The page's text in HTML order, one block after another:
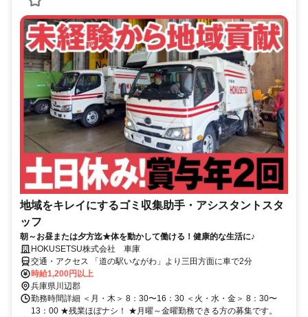
地域をキレイにするゴミ収集助手・アシスタントスタ
ッフ
朝～お昼または夕方迄★体を動かして働ける！健康的な生活に♪
HOKUSETSU株式会社 車庫
交通・アクセス 「道の駅いながわ」より三田方面に車で2分
時給1,200円以上
兵庫県川辺郡
勤務時間詳細 ＜月・木＞ 8：30〜16：30 ＜火・水・金＞ 8：30〜
13：00 ★残業ほぼナシ！ ★月曜～金曜勤務できる方の募集です。